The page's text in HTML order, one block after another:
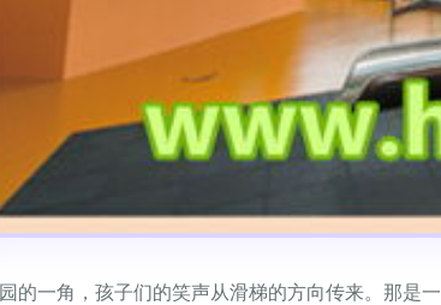
的一角，孩子们的笑声从滑梯的方向传来。那是